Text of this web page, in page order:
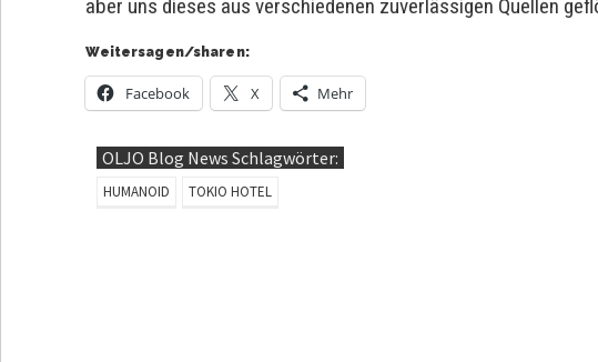
aber uns dieses aus verschiedenen zuverlässigen Quellen
Weitersagen/sharen:
Facebook X Mehr
OLJO Blog News Schlagwörter:
HUMANOID TOKIO HOTEL